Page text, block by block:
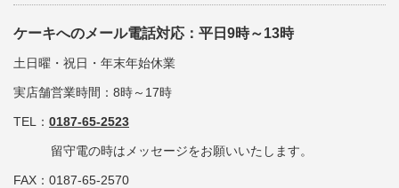
ケーキへのメール電話対応：平日9時～13時
土日曜・祝日・年末年始休業
実店舗営業時間：8時～17時
TEL： 0187-65-2523
留守電の時はメッセージをお願いいたします。
FAX：0187-65-2570